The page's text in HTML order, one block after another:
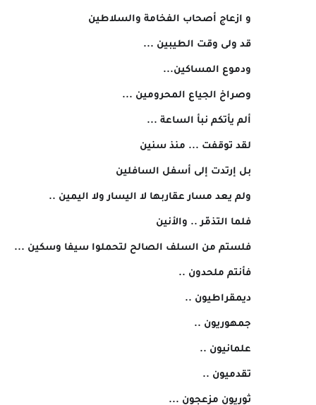
و ازعاج أصحاب الفخامة والسلاطين
قد ولى وقت الطيبين ...
ودموع المساكين...
وصراخ الجياع المحرومين ...
ألم يأتكم نبأ الساعة ...
لقد توقفت ... منذ سنين
بل إرتدت إلى أسفل السافلين
ولم يعد مسار عقاربها لا اليسار ولا اليمين ..
فلما التذمّر .. والأنين
فلستم من السلف الصالح لتحملوا سيفا وسكين ...
فأنتم ملحدون ..
ديمقراطيون ..
جمهوريون ..
علمانيون ..
تقدميون ..
ثوريون مزعجون ...